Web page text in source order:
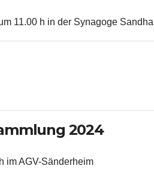
11.00 h in der Synagoge
2024
im AGV-Sänderheim